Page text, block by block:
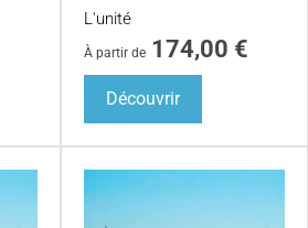
L'unité
À partir de 174,00 €
Découvrir